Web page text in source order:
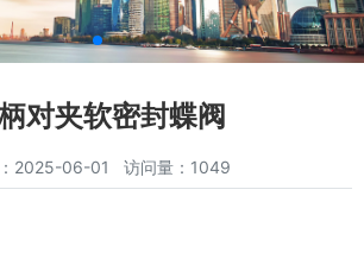
对夹软密封蝶阀
2025-06-01 访问量：1049